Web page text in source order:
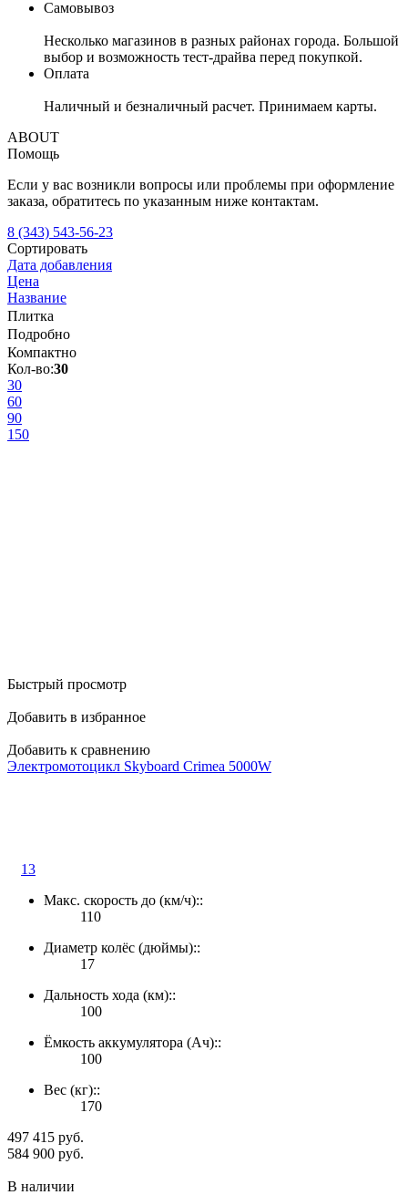
Самовывоз
Несколько магазинов в разных районах города. Большой
выбор и возможность тест-драйва перед покупкой.
Оплата
Наличный и безналичный расчет. Принимаем карты.
ABOUT
Помощь
Если у вас возникли вопросы или проблемы при оформление
заказа, обратитесь по указанным ниже контактам.
8 (343) 543-56-23
Сортировать
Дата добавления
Цена
Название
Плитка
Подробно
Компактно
Кол-во:30
30
60
90
150
Быстрый просмотр
Добавить в избранное
Добавить к сравнению
Электромотоцикл Skyboard Crimea 5000W
13
Макс. скорость до (км/ч)::
110
Диаметр колёс (дюймы)::
17
Дальность хода (км)::
100
Ёмкость аккумулятора (Ач)::
100
Вес (кг)::
170
497 415 руб.
584 900 руб.
В наличии